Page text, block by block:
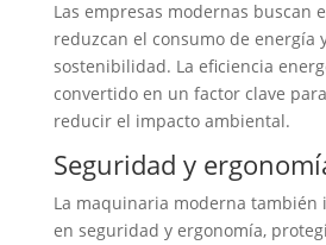
Las empresas modernas buscan
reduzcan el consumo de energía
sostenibilidad. La eficiencia
convertido en un factor clave
reducir el impacto ambiental.
Seguridad y
La maquinaria moderna también
en seguridad y ergonomía,